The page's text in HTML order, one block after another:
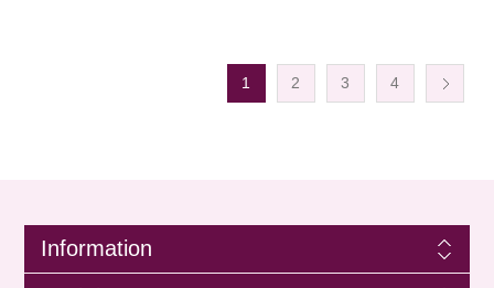
1 2 3 4
Information